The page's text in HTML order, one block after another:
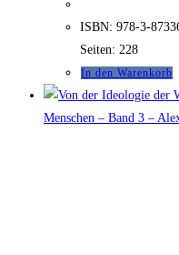
ISBN: 978-3-
Seiten: 228
In den Warenkorb